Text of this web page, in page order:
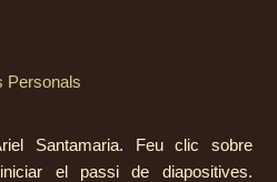
Personals
Santamaria. Feu clic sobre
el passi de diapositives.